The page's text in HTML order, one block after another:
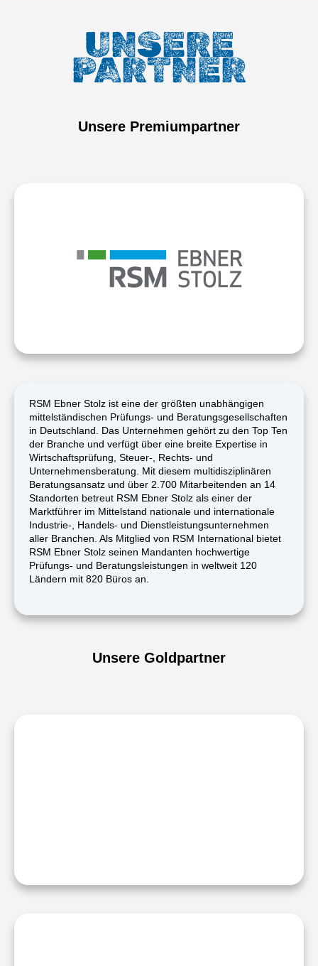
UNSERE
PARTNER
Unsere Premiumpartner
RSM Ebner Stolz ist eine der größten unabhängigen
mittelständischen Prüfungs- und Beratungsgesellschaften
in Deutschland. Das Unternehmen gehört zu den Top Ten
der Branche und verfügt über eine breite Expertise in
Wirtschaftsprüfung, Steuer-, Rechts- und
Unternehmensberatung. Mit diesem multidisziplinären
Beratungsansatz und über 2.700 Mitarbeitenden an 14
Standorten betreut RSM Ebner Stolz als einer der
Marktführer im Mittelstand nationale und internationale
Industrie-, Handels- und Dienstleistungsunternehmen
aller Branchen. Als Mitglied von RSM International bietet
RSM Ebner Stolz seinen Mandanten hochwertige
Prüfungs- und Beratungsleistungen in weltweit 120
Ländern mit 820 Büros an.
Unsere Goldpartner